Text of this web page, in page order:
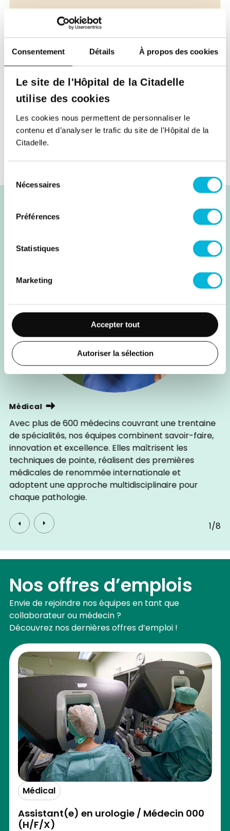
Consentement Détails À propos des cookies
Le site de l'Hôpital de la Citadelle
utilise des cookies
Les cookies nous permettent de personnaliser le
contenu et d’analyser le trafic du site de l'Hôpital de la
Citadelle.
Nécessaires
Préférences
Statistiques
Marketing
Accepter tout
Autoriser la sélection
Actualité
Cita'Blocus Août 2026 - Un espace de
blocus gratuit pour les étudiants en
soins de santé
20/07/2026
Découvrez nos métiers
Médical
Avec plus de 600 médecins couvrant une trentaine
de spécialités, nos équipes combinent savoir-faire,
innovation et excellence. Elles maîtrisent les
techniques de pointe, réalisent des premières
médicales de renommée internationale et
adoptent une approche multidisciplinaire pour
chaque pathologie.
1/8
Nos offres d’emplois
Envie de rejoindre nos équipes en tant que
collaborateur ou médecin ?
Découvrez nos dernières offres d’emploi !
Médical
Assistant(e) en urologie / Médecin 000
(H/F/X)